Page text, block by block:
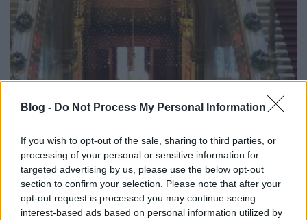
Blog - Do Not Process My Personal Information
If you wish to opt-out of the sale, sharing to third parties, or
processing of your personal or sensitive information for
targeted advertising by us, please use the below opt-out
section to confirm your selection. Please note that after your
opt-out request is processed you may continue seeing
interest-based ads based on personal information utilized by
Egy újabb első...
építészke• 2019. december 15.